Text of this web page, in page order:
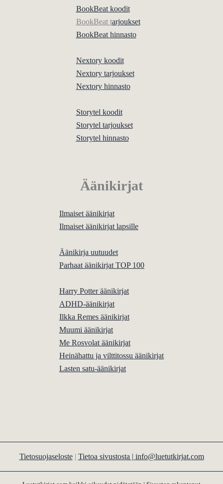
BookBeat koodit
BookBeat tarjoukset
BookBeat hinnasto
Nextory koodit
Nextory tarjoukset
Nextory hinnasto
Storytel koodit
Storytel tarjoukset
Storytel hinnasto
Äänikirjat
Ilmaiset äänikirjat
Ilmaiset äänikirjat lapsille
Äänikirja uutuudet
Parhaat äänikirjat TOP 100
Harry Potter äänikirjat
ADHD-äänikirjat
Ilkka Remes äänikirjat
Muumi äänikirjat
Me Rosvolat äänikirjat
Heinähattu ja vilttitossu äänikirjat
Lasten satu-äänikirjat
Tietosuojaseloste| Tietoa sivustosta | info@luetutkirjat.com